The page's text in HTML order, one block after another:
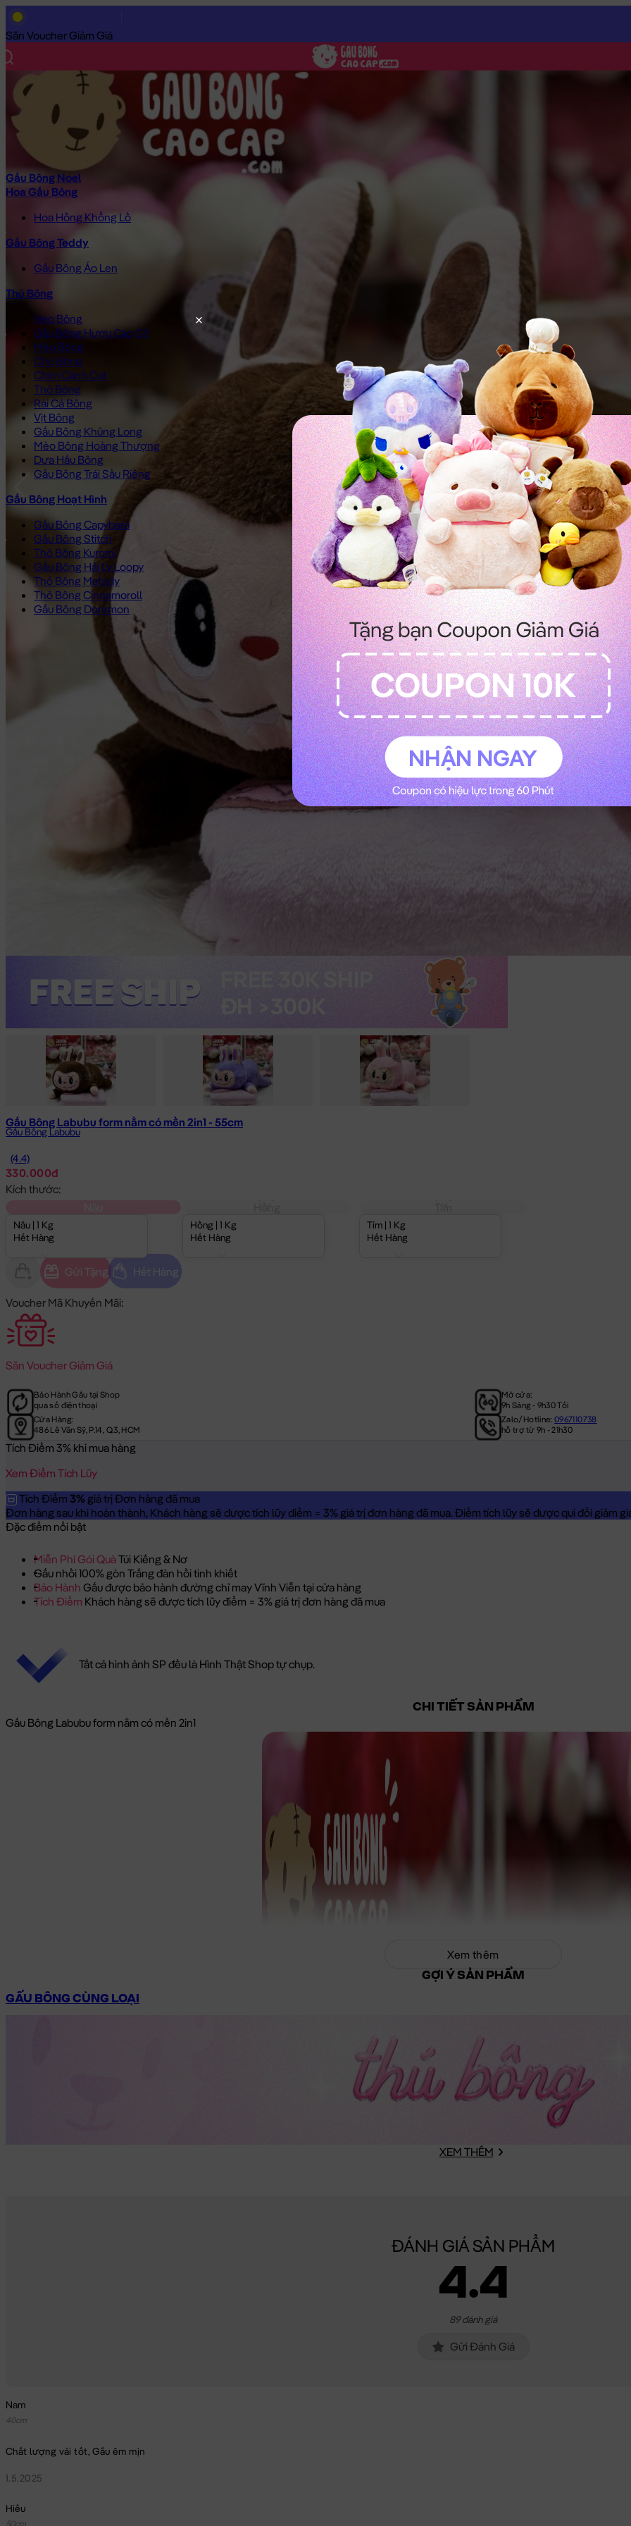
Săn Voucher Giảm Giá
Gấu Bông Noel
Hoa Gấu Bông
Hoa Hồng Khổng Lồ
Gấu Bông Teddy
Gấu Bông Áo Len
Thú Bông
Heo Bông
Gấu Bông Hươu Cao Cổ
Mèo Bông
Chó Bông
Chim Cánh Cụt
Thỏ Bông
Rái Cá Bông
Vịt Bông
Gấu Bông Khủng Long
Mèo Bông Hoàng Thượng
Dưa Hấu Bông
Gấu Bông Trái Sầu Riêng
Gấu Bông Hoạt Hình
Gấu Bông Capybara
Gấu Bông Stitch
Thỏ Bông Kuromi
Gấu Bông Hải Ly Loopy
Thỏ Bông Melody
Thỏ Bông Cinnamoroll
Gấu Bông Doremon
Trang Chủ
Gấu Bông Labubu form nằm có mền 2in1 - 55cm
Gấu Bông Labubu
(4.4)
330.000đ
Kích thước:
Nâu | 1 Kg
Hết Hàng
Hồng | 1 Kg
Hết Hàng
Tím | 1 Kg
Hết Hàng
Gửi Tặng Hết Hàng
Voucher Mã Khuyến Mãi:
Săn Voucher Giảm Giá
Bảo Hành Gấu tại Shop
qua số điện thoại
Mở cửa:
9h Sáng - 9h30 Tối
Cửa Hàng:
486 Lê Văn Sỹ, P.14, Q.3, HCM
Zalo/Hotline:0967110738
hỗ trợ từ 9h - 21h30
Tích Điểm 3% khi mua hàng
Xem Điểm Tích Lũy
Tích Điểm 3% giá trị Đơn hàng đã mua
Đơn hàng sau khi hoàn thành, Khách hàng sẽ được tích lũy điểm = 3% giá trị đơn hàng đã mua. Điểm tích lũy sẽ được qui đổi giảm
Đặc điểm nổi bật
Miễn Phí Gói QuàTúi Kiếng & Nơ
Gấu nhồi 100% gòn Trắng đàn hồi tinh khiết
Bảo Hành Gấu được bảo hành đường chỉ may Vĩnh Viễn tại cửa hàng
Tích Điểm Khách hàng sẽ được tích lũy điểm = 3% giá trị đơn hàng đã mua
Tất cả hình ảnh SP đều là Hình Thật Shop tự chụp.
CHI TIẾT SẢN PHẨM
Gấu Bông Labubu form nằm có mền 2in1
Xem thêm
GỢI Ý SẢN PHẨM
GẤU BÔNG CÙNG LOẠI
XEM THÊM
ĐÁNH GIÁ SẢN PHẨM
4.4
89 đánh giá
Gửi Đánh Giá
Nam
40cm
Chất lượng vải tốt, Gấu êm mịn
1.5.2025
Hiếu
50cm